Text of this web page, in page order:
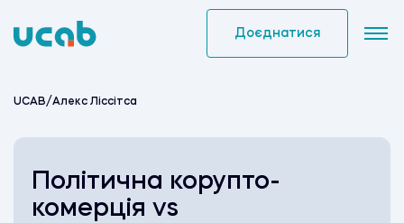
to
Доєднатися
UCAB/Алекс Ліссітса
Політична корупто-
комерція vs